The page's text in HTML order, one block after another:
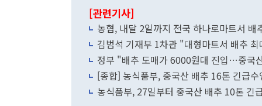
[관련기사]
농협, 내달 2일까지 전국 하나로마트서 배
김범석 기재부 1차관 "대형마트서 배추
정부 "배추 도매가 6000원대 진입…중국
[종합] 농식품부, 중국산 배추 16톤 긴급
농식품부, 27일부터 중국산 배추 10톤